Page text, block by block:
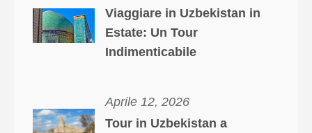
Viaggiare in Uzbekistan in
Estate: Un Tour
Indimenticabile
Aprile 12, 2026
Tour in Uzbekistan a